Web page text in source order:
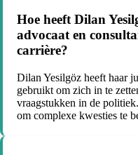
Hoe heeft Dilan
advocaat en
carrière?
Dilan Yesilgöz heeft haar
gebruikt om zich in te
vraagstukken in de
om complexe kwesties te